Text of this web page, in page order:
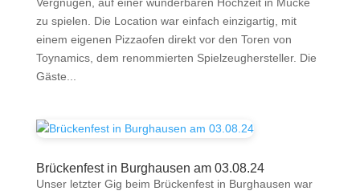
zu spielen. Die Location war einfach einzigartig, mit
einem eigenen Pizzaofen direkt vor den Toren von
Toynamics, dem renommierten Spielzeughersteller. Die
Gäste...
Brückenfest in Burghausen am 03.08.24
Unser letzter Gig beim Brückenfest in Burghausen war